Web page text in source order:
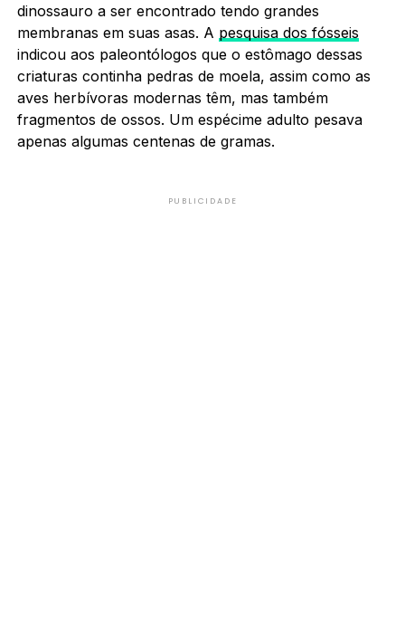
dinossauro a ser encontrado tendo grandes
membranas em suas asas. A pesquisa dos fósseis
indicou aos paleontólogos que o estômago dessas
criaturas continha pedras de moela, assim como as
aves herbívoras modernas têm, mas também
fragmentos de ossos. Um espécime adulto pesava
apenas algumas centenas de gramas.
PUBLICIDADE